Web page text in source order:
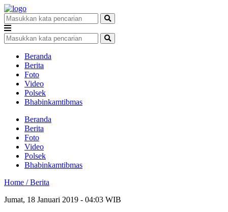
Beranda
Berita
Foto
Video
Polsek
Bhabinkamtibmas
Beranda
Berita
Foto
Video
Polsek
Bhabinkamtibmas
Home /Berita
Jumat, 18 Januari 2019 - 04:03 WIB